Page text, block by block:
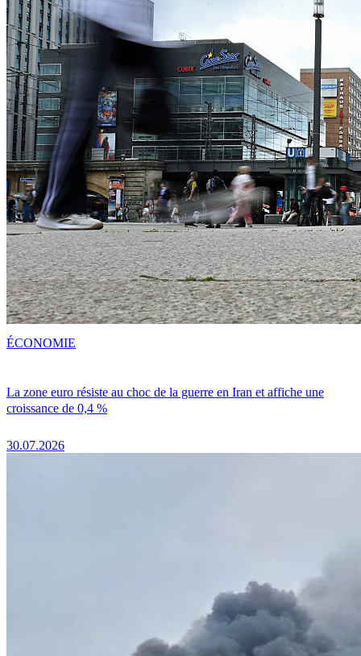
La zone euro résiste au choc de la guerre en Iran et affiche une
croissance de 0,4 %
30.07.2026
ÉCONOMIE